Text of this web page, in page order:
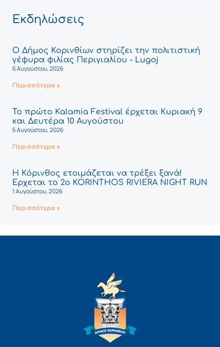
Εκδηλώσεις
Ο Δήμος Κορινθίων στηρίζει την πολιτιστική
γέφυρα φιλίας Περιγιαλίου - Lugoj
6 Αυγούστου, 2026
Περισσότερα »
Το πρώτο Kalamia Festival έρχεται Κυριακή 9
και Δευτέρα 10 Αυγούστου
5 Αυγούστου, 2026
Περισσότερα »
Η Κόρινθος ετοιμάζεται να τρέξει ξανά!
Έρχεται το 2ο KORINTHOS RIVIERA NIGHT RUN
1 Αυγούστου, 2026
Περισσότερα »